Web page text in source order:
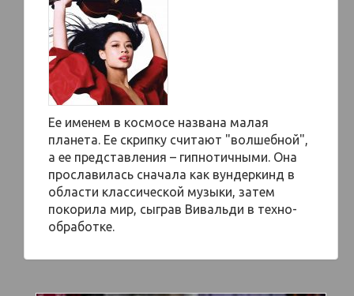
Ее именем в космосе названа малая
планета. Ее скрипку считают "волшебной",
а ее представления – гипнотичными. Она
прославилась сначала как вундеркинд в
области классической музыки, затем
покорила мир, сыграв Вивальди в техно-
обработке.